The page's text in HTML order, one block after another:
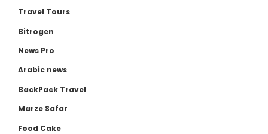
Travel Tours
Bitrogen
News Pro
Arabic news
BackPack Travel
Marze Safar
Food Cake